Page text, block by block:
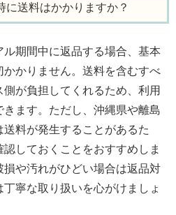
に送料はかかりますか？
期間中に返品する場合、基本
かりません。送料を含むすべ
が負担してくれるため、利用
ます。ただし、沖縄県や離島
料が発生することがあるた
しておくことをおすすめしま
や汚れがひどい場合は返品対
寧な取り扱いを心がけましょ